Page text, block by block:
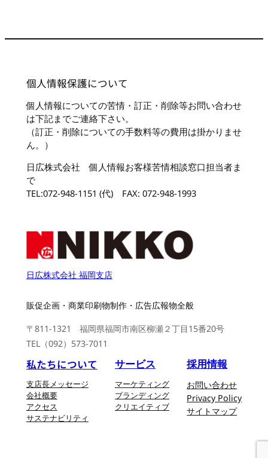
個人情報保護について
個人情報についての苦情・訂正・削除等お問い合わせ
は下記までご連絡下さい。
（訂正・削除についての手数料等の費用は掛かりませ
ん。）
日広株式会社 個人情報お客様苦情相談窓口担当者ま
で
TEL:072-948-1151 (代) FAX: 072-948-1993
日広株式会社 福岡支店
販促企画・商業印刷物制作・広告広報物全般
〒811-1321 福岡県福岡市南区柳瀬２丁目15番20号
TEL（092）573-7011
私たちについて
支店長メッセージ
会社概要
アクセス
サステナビリティ
サービス
マーケティング
ブランディング
クリエイティブ
採用情報
お問い合わせ
Privacy Policy
サイトマップ